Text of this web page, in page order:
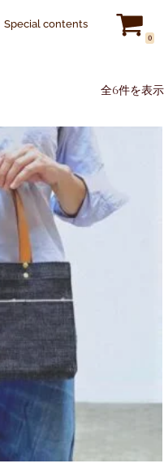
Special contents
0
全6件を表示